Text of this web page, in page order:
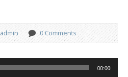
admin 0 Comments
00:00